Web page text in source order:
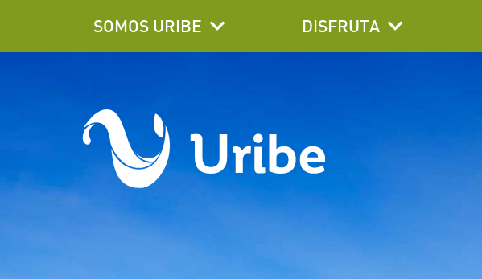
SOMOS URIBE DISFRUTA